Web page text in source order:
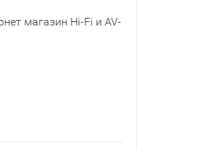
магазин Hi-Fi и AV-